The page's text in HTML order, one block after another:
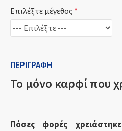
Επιλέξτε μέγεθος
ΠΕΡΙΓΡΑΦΉ
Το μόνο καρφί που
Πόσες φορές